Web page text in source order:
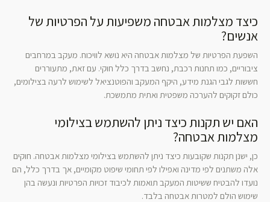
כיצד מצלמות אבטחה משפיעות על הפרטיות של
אנשים?
השפעת הפרטיות של מצלמות אבטחה היא נושא לוויכוח. מעקב במרחבים
ציבוריים, כמו תחנות רכבת, נחשב בדרך כלל חוקי. עם זאת, מתעוררים
חששות לגבי הגנת מידע, היקף המעקב והפוטנציאל לשימוש לרעה בצילומים,
כולם זקוקים להערכה משפטית ואתית מתמשכת.
האם יש תקנות כיצד ניתן להשתמש בצילומי
מצלמות אבטחה?
כן, ישנן תקנות שקובעות כיצד ניתן להשתמש בצילומי מצלמות אבטחה. חוקים
אלה משתנים לפי מדינה ואפילו לפי תחומי שיפוט מקומיים, אך בדרך כלל, הם
נועדו להבטיח ששיטות המעקב תואמות לכיבוד זכויות הפרטיות ונעשה בהן
שימוש הולם למטרות אבטחה בלבד.